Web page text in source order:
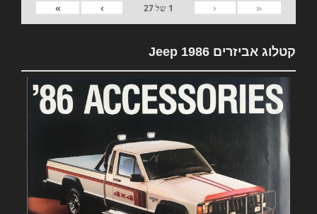
«
‹
1 של27
›
»
קטלוג אביזרים Jeep 1986